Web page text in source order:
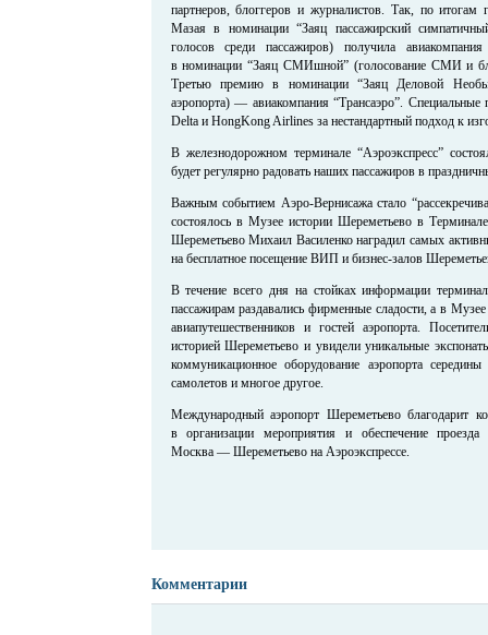
партнеров, блоггеров и журналистов. Так, по
Мазая в номинации “Заяц пассажирский
голосов среди пассажиров) получила
в номинации “Заяц СМИшной” (голосование СМИ и
Третью премию в номинации “Заяц Деловой
аэропорта) — авиакомпания “Трансаэро”.
Delta и HongKong Airlines за нестандартный подход к
В железнодорожном терминале “Аэроэкспресс”
будет регулярно радовать наших пассажиров в
Важным событием Аэро-Вернисажа стало
состоялось в Музее истории Шереметьево в
Шереметьево Михаил Василенко наградил самых
на бесплатное посещение ВИП и бизнес-залов
В течение всего дня на стойках информации
пассажирам раздавались фирменные сладости, а в
авиапутешественников и гостей аэропорта.
историей Шереметьево и увидели уникальные
коммуникационное оборудование аэропорта
самолетов и многое другое.
Международный аэропорт Шереметьево благодарит
в организации мероприятия и обеспечение
Москва — Шереметьево на Аэроэкспрессе.
Комментарии